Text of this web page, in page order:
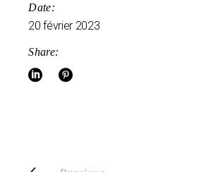
Date:
20 février 2023
Share: